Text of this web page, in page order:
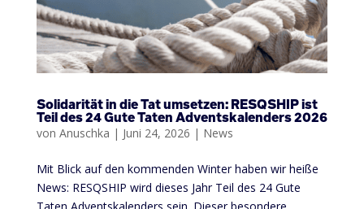
Solidarität in die Tat umsetzen: RESQSHIP ist
Teil des 24 Gute Taten Adventskalenders 2026
von Anuschka | Juni 24, 2026 | News
Mit Blick auf den kommenden Winter haben wir heiße
News: RESQSHIP wird dieses Jahr Teil des 24 Gute